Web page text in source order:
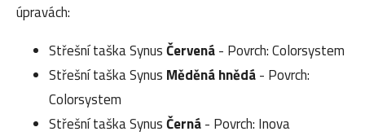
úpravách:
Střešní taška SynusČervená- Povrch: Colorsystem
Střešní taška Synus Měděná hnědá- Povrch:
Colorsystem
Střešní taška SynusČerná- Povrch: Inova